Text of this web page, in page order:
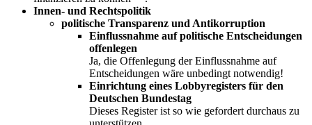
Innen- und Rechtspolitik
politische Transparenz und Antikorruption
Einflussnahme auf politische Entscheidungen
offenlegen
Ja, die Offenlegung der Einflussnahme auf
Entscheidungen wäre unbedingt notwendig!
Einrichtung eines Lobbyregisters für den
Deutschen Bundestag
Dieses Register ist so wie gefordert durchaus zu